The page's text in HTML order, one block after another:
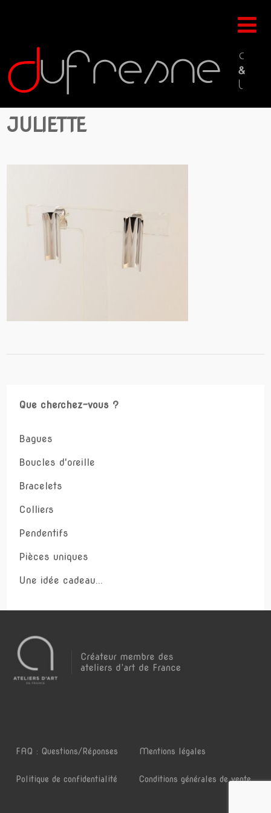
JULIETTE
Que cherchez-vous ?
Bagues
Boucles d'oreille
Bracelets
Colliers
Pendentifs
Pièces uniques
Une idée cadeau...
FAQ : Questions/Réponses Mentions légales
Politique de confidentialité Conditions générales de vente